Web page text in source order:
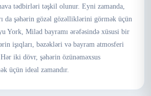
tədbirləri təşkil olunur. Eyni zamanda,
da şəhərin gözəl gözəlliklərini görmək üçün
York, Milad bayramı ərəfəsində xüsusi bir
işıqları, bəzəkləri və bayram atmosferi
iki dövr, şəhərin özünəməxsus
üçün ideal zamandır.